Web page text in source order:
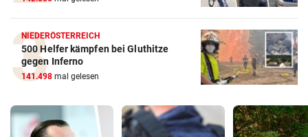
NIEDERÖSTERREICH
500 Helfer kämpfen bei Gluthitze
gegen Inferno
141.498 mal gelesen